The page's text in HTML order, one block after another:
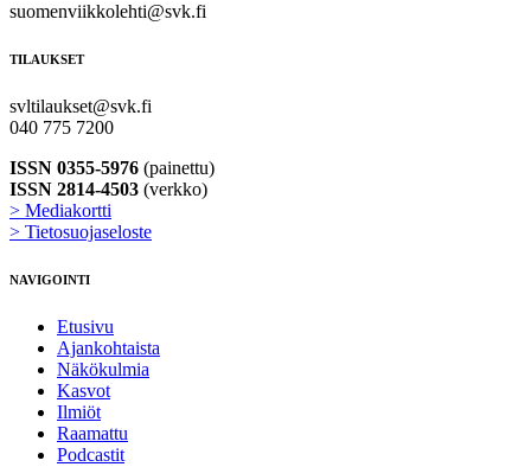
suomenviikkolehti@svk.fi
TILAUKSET
svltilaukset@svk.fi
040 775 7200
ISSN 0355-5976 (painettu)
ISSN 2814-4503 (verkko)
> Mediakortti
> Tietosuojaseloste
NAVIGOINTI
Etusivu
Ajankohtaista
Näkökulmia
Kasvot
Ilmiöt
Raamattu
Podcastit